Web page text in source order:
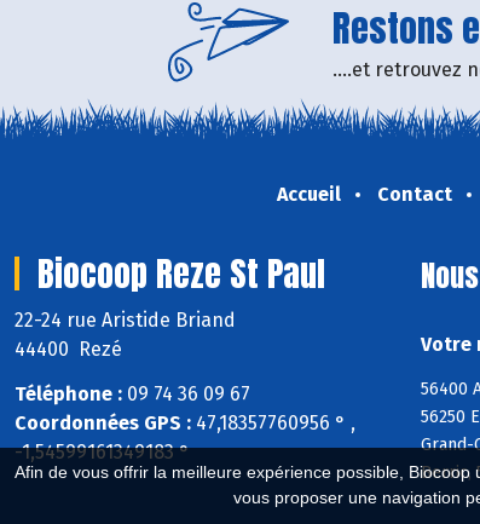
Afin de vous offrir la meilleure expérience possible,
vous proposer une navigation
Restons
....et retrouvez
Accueil Contact
Biocoop Reze St Paul
22-24 rue Aristide Briand
44400 Rezé
Téléphone : 09 74 36 09 67
Coordonnées GPS : 47,18357760956 ° ,
-1,54599161349183 °
Votre
56400
56250
Grand-
Berric,